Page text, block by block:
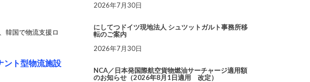
韓国で物流支援ロ
ント型物流施設
2026年7月30日
にしてつドイツ現地法人 シュツットガルト事務所移
転のご案内
2026年7月30日
NCA／日本発国際航空貨物燃油サーチャージ適用額
のお知らせ（2026年8月1日適用 改定）